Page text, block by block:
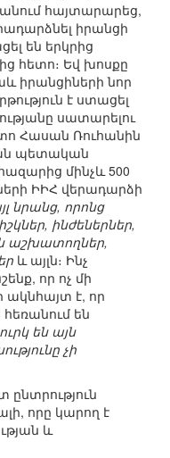
հայտարարեց,
իրանցի
են երկրից
հետո։ Եվ խոսքը
իրանցիների նոր
է ստացել
սատարելու
Հասան Ռուհանին
պետական
մինչև 500
ԻԻՀ վերադարձի
նրանց, որոնց
ինժեներներ,
աշխատողներ,
և այլն։ Ինչ
որ ոչ մի
ակնհայտ է, որ
են
են այն
չի
որը կարող է
և